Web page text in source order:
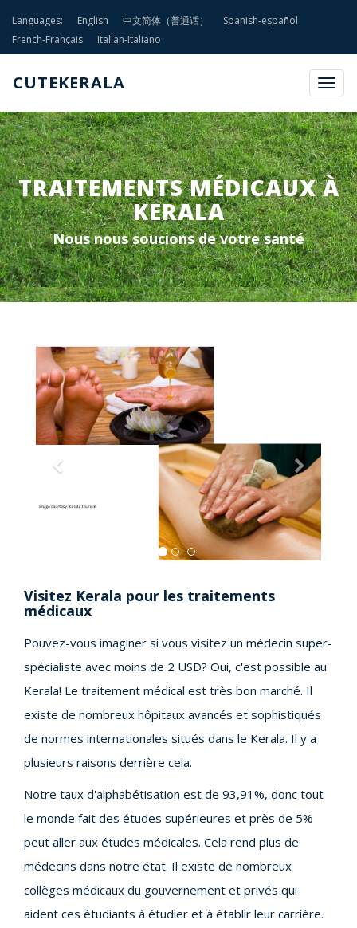
Languages: English 中文简体（普通话）
Spanish-español
French-Français
Italian-Italiano
CUTEKERALA
TRAITEMENTS MÉDICAUX À
KERALA
Nous nous soucions de votre santé
Previous Next
Visitez Kerala pour les traitements
médicaux
Pouvez-vous imaginer si vous visitez un médecin super-
spécialiste avec moins de 2 USD? Oui, c'est possible au
Kerala! Le traitement médical est très bon marché. Il
existe de nombreux hôpitaux avancés et sophistiqués
de normes internationales situés dans le Kerala. Il y a
plusieurs raisons derrière cela.
Notre taux d'alphabétisation est de 93,91%, donc tout
le monde fait des études supérieures et près de 5%
peut aller aux études médicales. Cela rend plus de
médecins dans notre état. Il existe de nombreux
collèges médicaux du gouvernement et privés qui
aident ces étudiants à étudier et à établir leur carrière.